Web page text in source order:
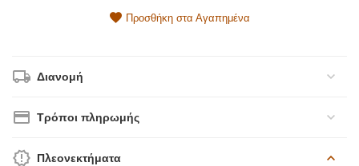
Προσθήκη στα Αγαπημένα
Διανομή
Τρόποι πληρωμής
Πλεονεκτήματα